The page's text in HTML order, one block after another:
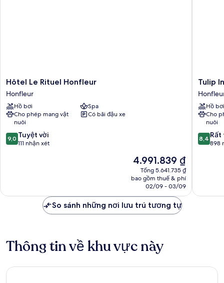
Hôtel
Le
Rituel
Honfleur
Honfleur
Hôtel Le Rituel Honfleur
Honfleur
Hồ bơi
Spa
Cho phép mang vật
nuôi
Có bãi đậu xe
9.0
trên
xét
9,0 Tuyệt vời
111 nhận xét
Giá
hiện
tại
4.991.839 ₫
4.991.839 ₫
Tổng 5.641.735 ₫
bao gồm thuế & phí
02/09 - 03/09
Tulip
Inn
Tulip
Hồ bơi
Cho
nuôi
8.4
trên
xét
8,4 Rất
898
So sánh những nơi lưu trú tương tự
Thông tin về khu vực này